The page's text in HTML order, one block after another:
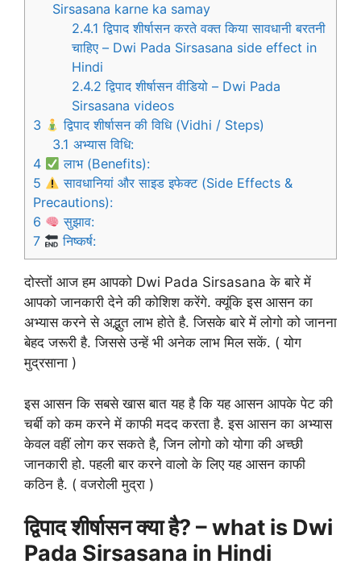
Sirsasana karne ka samay
2.4.1 द्विपाद शीर्षासन करते वक्त किया सावधानी बरतनी
चाहिए – Dwi Pada Sirsasana side effect in
Hindi
2.4.2 द्विपाद शीर्षासन वीडियो – Dwi Pada
Sirsasana videos
3
द्विपाद शीर्षासन की विधि (Vidhi / Steps)
3.1 अभ्यास विधि:
4
लाभ (Benefits):
5
सावधानियां और साइड इफेक्ट (Side Effects &
Precautions):
6
सुझाव:
7
निष्कर्ष:
दोस्तों आज हम आपको Dwi Pada Sirsasana के बारे में
आपको जानकारी देने की कोशिश करेंगे. क्यूंकि इस आसन का
अभ्यास करने से अद्भुत लाभ होते है. जिसके बारे में लोगो को जानना
बेहद जरूरी है. जिससे उन्हें भी अनेक लाभ मिल सकें. ( योग
मुद्रसाना )
इस आसन कि सबसे खास बात यह है कि यह आसन आपके पेट की
चर्बी को कम करने में काफी मदद करता है. इस आसन का अभ्यास
केवल वहीं लोग कर सकते है, जिन लोगो को योगा की अच्छी
जानकारी हो. पहली बार करने वालो के लिए यह आसन काफी
कठिन है. ( वजरोली मुद्रा )
द्विपाद शीर्षासन क्या है? – what is Dwi
Pada Sirsasana in Hindi